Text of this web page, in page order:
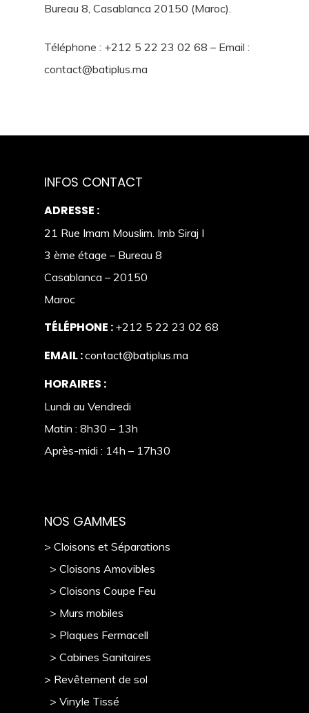
Bureau 8, Casablanca 20150 (Maroc).
Téléphone : +212 5 22 23 02 68 – Email :
contact@batiplus.ma
INFOS CONTACT
ADRESSE :
21 Rue Imam Mouslim. Imb Siraj I
3 ème étage – Bureau 8
Casablanca – 20150
Maroc
TÉLÉPHONE : +212 5 22 23 02 68
EMAIL :contact@batiplus.ma
HORAIRES :
Lundi au Vendredi
Matin : 8h30 – 13h
Après-midi : 14h – 17h30
NOS GAMMES
> Cloisons et Séparations
> Cloisons Amovibles
> Cloisons Coupe Feu
> Murs mobiles
> Plaques Fermacell
> Cabines Sanitaires
> Revêtement de sol
> Vinyle Tissé